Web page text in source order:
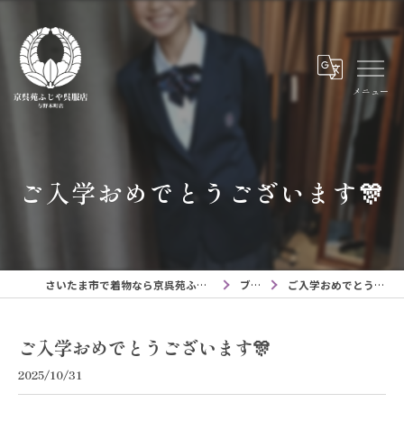
メニュー
ご入学おめでとうございます🎊
さいたま市で着物なら京呉苑ふじや呉服店与野本町店 ブログ ご入学おめでとうございます🎊
ご入学おめでとうございます🎊
2025/10/31